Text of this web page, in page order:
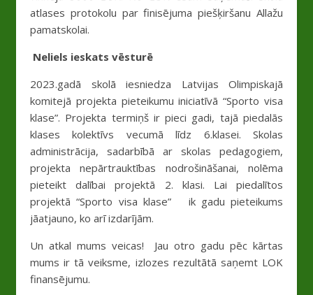
atlases protokolu par finisējuma piešķiršanu Allažu
pamatskolai.
Neliels ieskats vēsturē
2023.gadā skolā iesniedza Latvijas Olimpiskajā
komitejā projekta pieteikumu iniciatīvā “Sporto visa
klase”. Projekta termiņš ir pieci gadi, tajā piedalās
klases kolektīvs vecumā līdz 6.klasei. Skolas
administrācija, sadarbībā ar skolas pedagogiem,
projekta nepārtrauktības nodrošināšanai, nolēma
pieteikt dalībai projektā 2. klasi. Lai piedalītos
projektā “Sporto visa klase” ik gadu pieteikums
jāatjauno, ko arī izdarījām.
Un atkal mums veicas! Jau otro gadu pēc kārtas
mums ir tā veiksme, izlozes rezultātā saņemt LOK
finansējumu.